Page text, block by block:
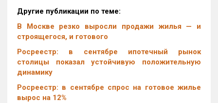
Другие публикации по теме:
В Москве резко выросли продажи жилья — и
строящегося, и готового
Росреестр: в сентябре ипотечный рынок
столицы показал устойчивую положительную
динамику
Росреестр: в сентябре спрос на готовое жилье
вырос на 12%